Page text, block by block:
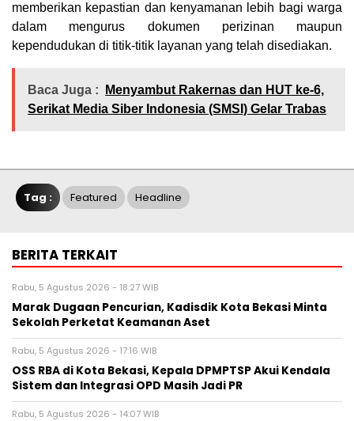
memberikan kepastian dan kenyamanan lebih bagi warga
dalam mengurus dokumen perizinan maupun
kependudukan di titik-titik layanan yang telah disediakan.
Baca Juga :
Menyambut Rakernas dan HUT ke-6,
Serikat Media Siber Indonesia (SMSI) Gelar Trabas
Tag : Featured Headline
BERITA TERKAIT
Rabu, 5 Agustus 2026 - 18:27 WIB
‎Marak Dugaan Pencurian, Kadisdik Kota Bekasi Minta
Sekolah Perketat Keamanan Aset
Rabu, 5 Agustus 2026 - 17:16 WIB
‎OSS RBA di Kota Bekasi, Kepala DPMPTSP Akui Kendala
Sistem dan Integrasi OPD Masih Jadi PR
Rabu, 5 Agustus 2026 - 14:07 WIB